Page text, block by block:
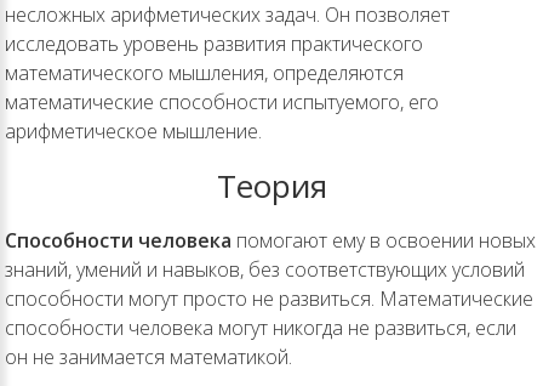
несложных арифметических задач. Он позволяет
исследовать уровень развития практического
математического мышления, определяются
математические способности испытуемого, его
арифметическое мышление.
Теория
Способности человека помогают ему в освоении новых
знаний, умений и навыков, без соответствующих условий
способности могут просто не развиться. Математические
способности человека могут никогда не развиться, если
он не занимается математикой.